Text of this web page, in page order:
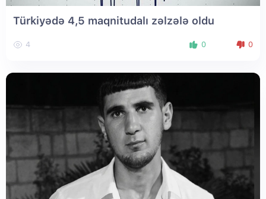
Türkiyədə 4,5 maqnitudalı zəlzələ oldu
4 0 0